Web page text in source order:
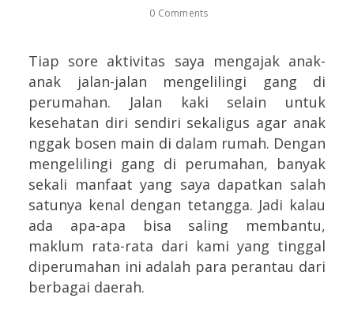
0 Comments
Tiap sore aktivitas saya mengajak anak-
anak jalan-jalan mengelilingi gang di
perumahan. Jalan kaki selain untuk
kesehatan diri sendiri sekaligus agar anak
nggak bosen main di dalam rumah. Dengan
mengelilingi gang di perumahan, banyak
sekali manfaat yang saya dapatkan salah
satunya kenal dengan tetangga. Jadi kalau
ada apa-apa bisa saling membantu,
maklum rata-rata dari kami yang tinggal
diperumahan ini adalah para perantau dari
berbagai daerah.